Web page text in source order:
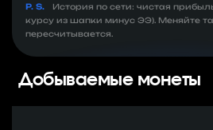
P. S.
История по сети: чистая
курсу из шапки минус ЭЭ). Меняйте
пересчитывается.
Добываемые монеты